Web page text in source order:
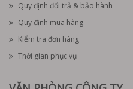
Quy định đổi trả & bảo hành
Quy định mua hàng
Kiểm tra đơn hàng
Thời gian phục vụ